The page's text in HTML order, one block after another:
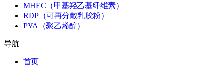
MHEC（甲基羟乙基纤维素）
RDP（可再分散乳胶粉）
PVA（聚乙烯醇）
导航
首页